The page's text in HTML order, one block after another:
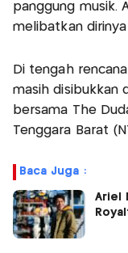
panggung musik.
melibatkan
Di tengah rencana
masih disibukkan
bersama The
Tenggara Barat
Baca Juga :
Ariel